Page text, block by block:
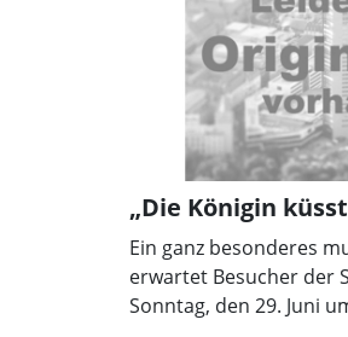
„Die Königin
Ein ganz besonderes
erwartet Besucher der
Sonntag, den 29. Juni